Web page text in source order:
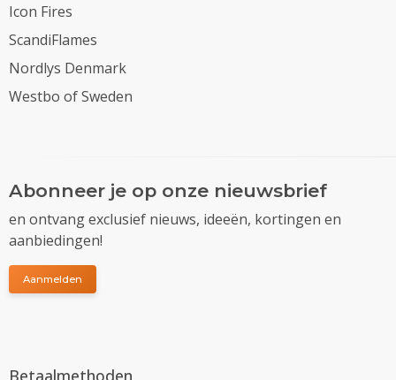
Icon Fires
ScandiFlames
Nordlys Denmark
Westbo of Sweden
Abonneer je op onze nieuwsbrief
en ontvang exclusief nieuws, ideeën, kortingen en
aanbiedingen!
Aanmelden
Betaalmethoden